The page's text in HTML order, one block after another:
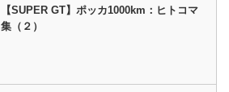
【SUPER GT】ポッカ1000km：ヒトコマ
集（２）